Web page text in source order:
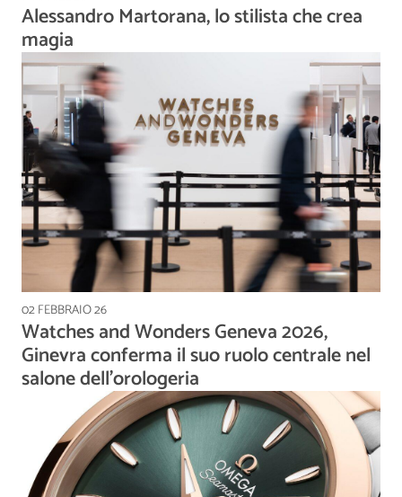
Alessandro Martorana, lo stilista che crea
magia
02 FEBBRAIO 26
Watches and Wonders Geneva 2026,
Ginevra conferma il suo ruolo centrale nel
salone dell’orologeria